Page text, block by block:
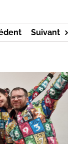
Suivant